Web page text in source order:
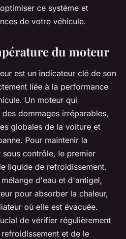
ce système et
de votre véhicule.
du moteur
est un indicateur clé de son
liée à la performance
Un moteur qui
dommages irréparables,
globales de la voiture et
Pour maintenir la
contrôle, le premier
liquide de refroidissement.
d'eau et d'antigel,
pour absorber la chaleur,
où elle est évacuée.
de vérifier régulièrement
et de le